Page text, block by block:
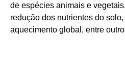
de espécies animais e
redução dos nutrientes do
aquecimento global, entre